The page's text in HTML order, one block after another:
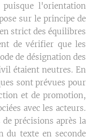
l'orientation
sur le principe de
strict des équilibres
de vérifier que les
de désignation des
étaient neutres. En
sont prévues pour
et de promotion,
avec les acteurs.
précisions après la
du texte en seconde